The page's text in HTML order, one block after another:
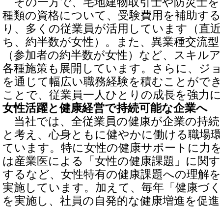
種類の資格について、受験費用を補助す
り、多くの従業員が活用しています（直
ち、約半数が女性）。また、異業種交流
（参加者の約半数が女性）など、スキル
各種施策も展開しています。さらに、ジ
を通じて幅広い職務経験を積むことがで
ことで、従業員一人ひとりの成長を強力
女性活躍と健康経営で持続可能な企業へ
当社では、全従業員の健康が企業の持
と考え、心身ともに健やかに働ける職場
ています。特に女性の健康サポートに力
は産業医による「女性の健康課題」に関
するなど、女性特有の健康課題への理解
実施しています。加えて、毎年「健康づ
を実施し、社員の自発的な健康増進を促